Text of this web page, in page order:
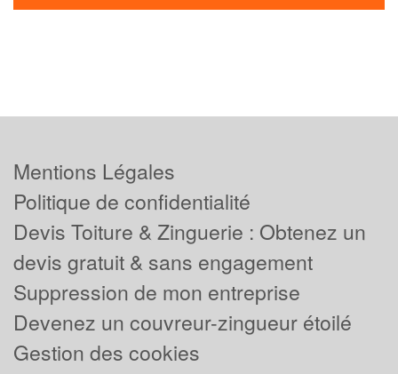
Mentions Légales
Politique de confidentialité
Devis Toiture & Zinguerie : Obtenez un
devis gratuit & sans engagement
Suppression de mon entreprise
Devenez un couvreur-zingueur étoilé
Gestion des cookies